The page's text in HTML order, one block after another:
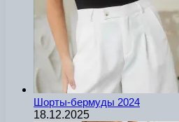
Шорты-бермуды 2024
18.12.2025